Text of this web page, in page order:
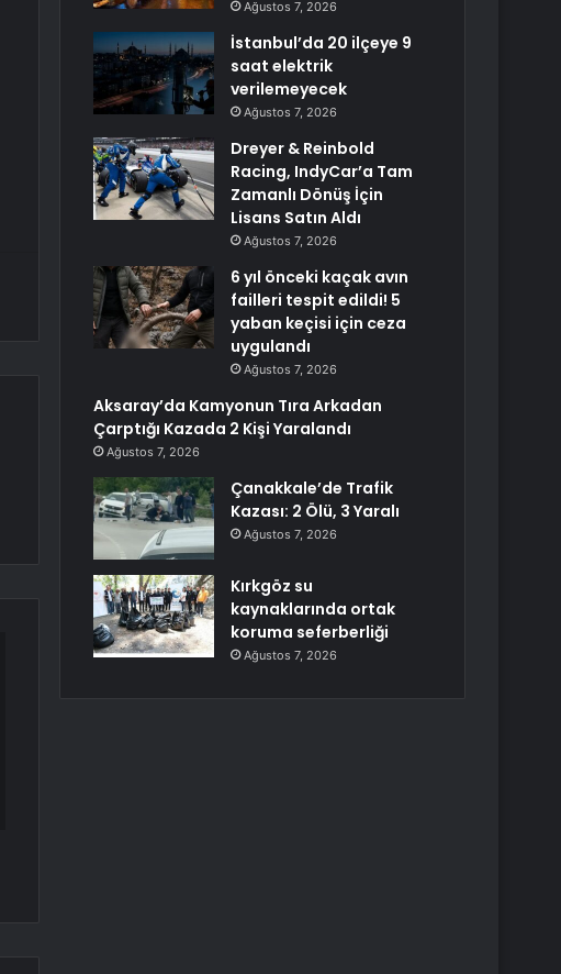
Ağustos 7, 2026
İstanbul’da 20 ilçeye 9
saat elektrik
verilemeyecek
Ağustos 7, 2026
Dreyer & Reinbold
Racing, IndyCar’a Tam
Zamanlı Dönüş İçin
Lisans Satın Aldı
Ağustos 7, 2026
6 yıl önceki kaçak avın
failleri tespit edildi! 5
yaban keçisi için ceza
uygulandı
Ağustos 7, 2026
Aksaray’da Kamyonun Tıra Arkadan
Çarptığı Kazada 2 Kişi Yaralandı
Ağustos 7, 2026
Çanakkale’de Trafik
Kazası: 2 Ölü, 3 Yaralı
Ağustos 7, 2026
Kırkgöz su
kaynaklarında ortak
koruma seferberliği
Ağustos 7, 2026